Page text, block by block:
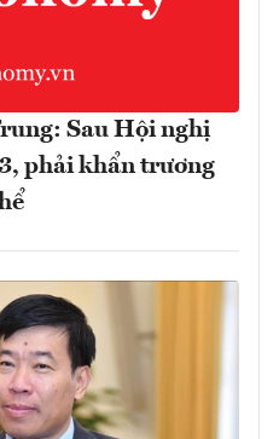
Sau Hội nghị
phải khẩn trương